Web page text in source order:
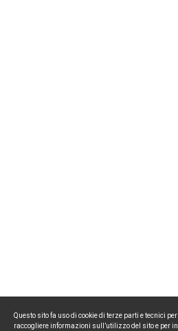
Questo sito fa uso di cookie di terze parti e tecnici
raccogliere informazioni sull’utilizzo del sito e per